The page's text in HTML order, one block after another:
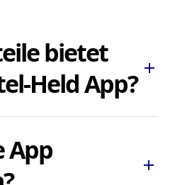
bietet
Held App? add
Pflegehilfsmittel
und bequem zu
App
add